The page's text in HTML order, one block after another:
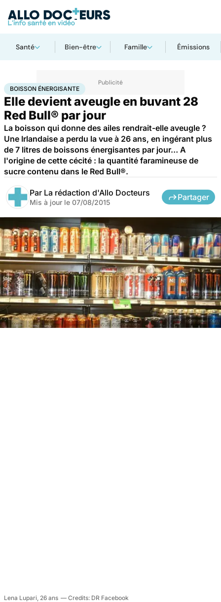
Santé Bien-être Famille Émissions
AccueilSantéBoisson énergisante
BOISSON ÉNERGISANTE
Elle devient aveugle en buvant 28
Red Bull® par jour
La boisson qui donne des ailes rendrait-elle aveugle ?
Une Irlandaise a perdu la vue à 26 ans, en ingérant plus
de 7 litres de boissons énergisantes par jour… A
l'origine de cette cécité : la quantité faramineuse de
sucre contenu dans le Red Bull®.
Par La rédaction d'Allo Docteurs
Mis à jour le 07/08/2015
Partager
Lena Lupari, 26 ans DR Facebook